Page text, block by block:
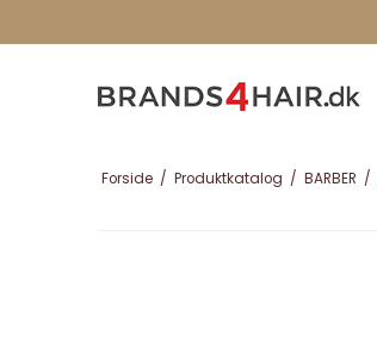
Forside / Produktkatalog / BARBER /